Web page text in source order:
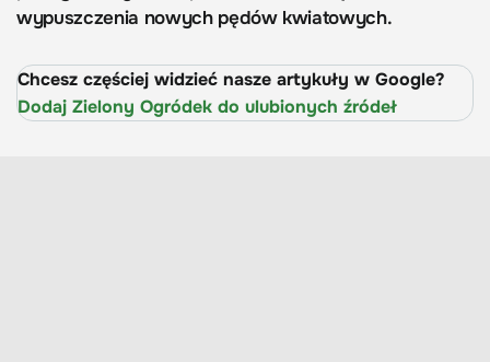
wypuszczenia nowych pędów kwiatowych.
Chcesz częściej widzieć nasze artykuły w Google?
Dodaj Zielony Ogródek do ulubionych źródeł